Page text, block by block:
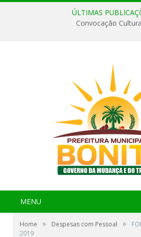
ÚLTIMAS
Convocação
MENU
Home » Despesas com Pessoal »
2019